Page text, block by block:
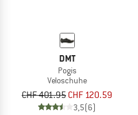
DMT
Pogis
Veloschuhe
CHF 401.95 CHF 120.59
3,5(6)